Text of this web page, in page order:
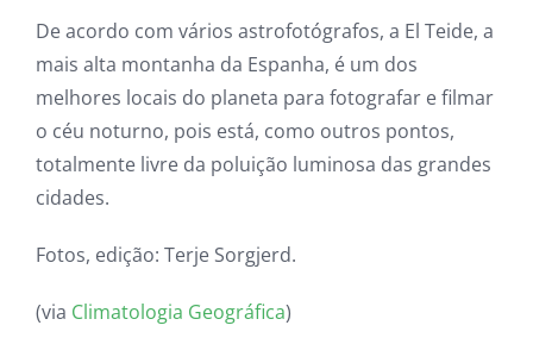
De acordo com vários astrofotógrafos, a El Teide, a
mais alta montanha da Espanha, é um dos
melhores locais do planeta para fotografar e filmar
o céu noturno, pois está, como outros pontos,
totalmente livre da poluição luminosa das grandes
cidades.
Fotos, edição: Terje Sorgjerd.
(via Climatologia Geográfica)